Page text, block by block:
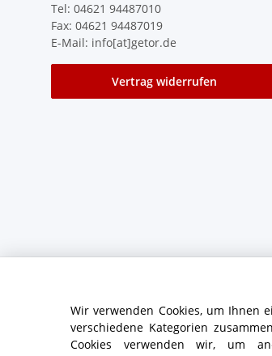
Tel: 04621 94487010
Fax: 04621 94487019
E-Mail: info[at]getor.de
Vertrag widerrufen
* Alle Preise inkl. gesetzlicher USt., zzgl.
Wir verwenden Cookies, um Ihnen
verschiedene Kategorien
Cookies verwenden wir, um